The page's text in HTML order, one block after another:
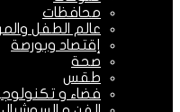
محافظات
عالم الطفل
إقتصاد وبورصة
صحة
طقس
فضاء و